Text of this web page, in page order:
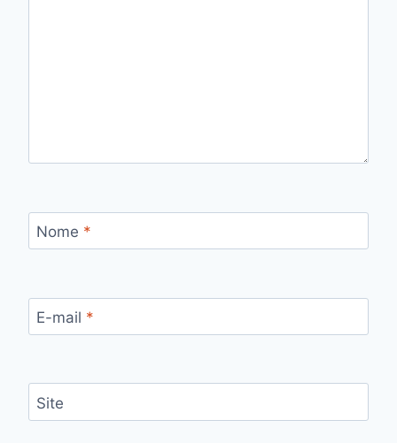
Nome *
E-mail *
Site